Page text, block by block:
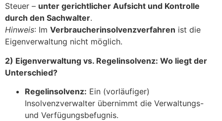
Steuer – unter gerichtlicher Aufsicht und Kontrolle
durch den Sachwalter.
Hinweis: Im Verbraucherinsolvenzverfahren ist die
Eigenverwaltung nicht möglich.
2) Eigenverwaltung vs. Regelinsolvenz: Wo liegt der
Unterschied?
Regelinsolvenz: Ein (vorläufiger)
Insolvenzverwalter übernimmt die Verwaltungs-
und Verfügungsbefugnis.